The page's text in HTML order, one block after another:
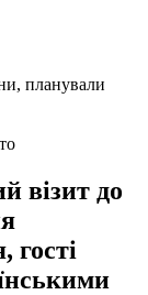
візит до
гості